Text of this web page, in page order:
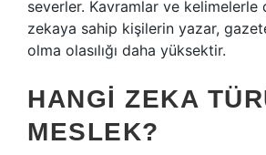
severler. Kavramlar ve kelimelerle
zekaya sahip kişilerin yazar,
olma olasılığı daha yüksektir.
HANGI ZEKA
MESLEK?